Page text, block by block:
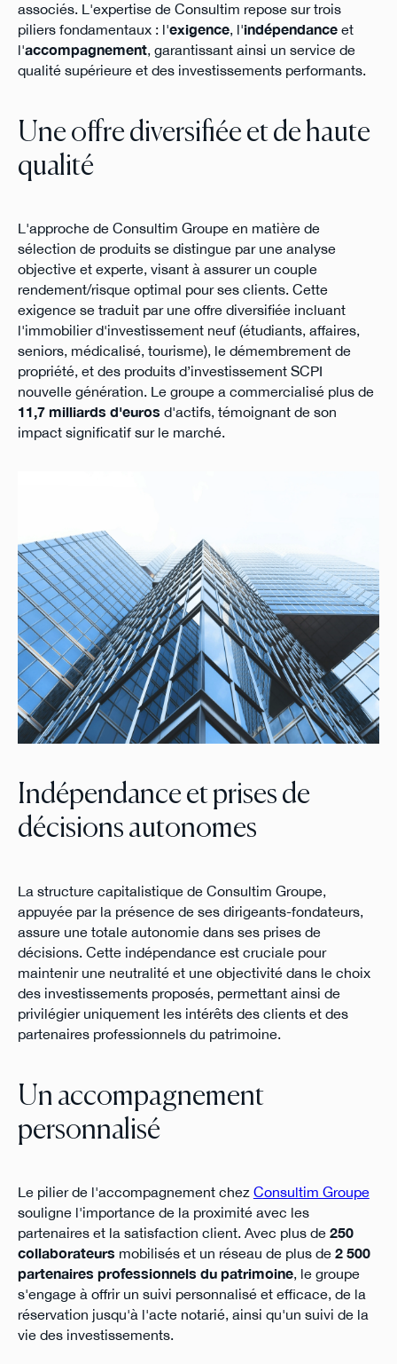
associés. L'expertise de Consultim repose sur trois
piliers fondamentaux : l'exigence, l'indépendanceet
l'accompagnement, garantissant ainsi un service de
qualité supérieure et des investissements performants.
Une offre diversifiée et de haute
qualité
L'approche de Consultim Groupe en matière de
sélection de produits se distingue par une analyse
objective et experte, visant à assurer un couple
rendement/risque optimal pour ses clients. Cette
exigence se traduit par une offre diversifiée incluant
l'immobilier d'investissement neuf (étudiants, affaires,
seniors, médicalisé, tourisme), le démembrement de
propriété, et des produits d’investissement SCPI
nouvelle génération. Le groupe a commercialisé plus de
11,7 milliards d'euros d'actifs, témoignant de son
impact significatif sur le marché.
Indépendance et prises de
décisions autonomes
La structure capitalistique de Consultim Groupe,
appuyée par la présence de ses dirigeants-fondateurs,
assure une totale autonomie dans ses prises de
décisions. Cette indépendance est cruciale pour
maintenir une neutralité et une objectivité dans le choix
des investissements proposés, permettant ainsi de
privilégier uniquement les intérêts des clients et des
partenaires professionnels du patrimoine.
Un accompagnement
personnalisé
Le pilier de l'accompagnement chez Consultim Groupe
souligne l'importance de la proximité avec les
partenaires et la satisfaction client. Avec plus de 250
collaborateurs mobilisés et un réseau de plus de 2 500
partenaires professionnels du patrimoine, le groupe
s'engage à offrir un suivi personnalisé et efficace, de la
réservation jusqu'à l'acte notarié, ainsi qu'un suivi de la
vie des investissements.